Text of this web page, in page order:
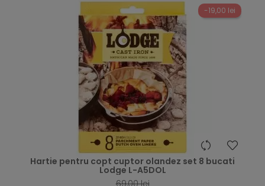
-19,00 lei
Hartie pentru copt cuptor olandez set 8 bucati
Lodge L-A5DOL
69,00 lei